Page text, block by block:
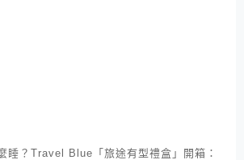
睡？Travel Blue「旅途有型禮盒」開箱：寧